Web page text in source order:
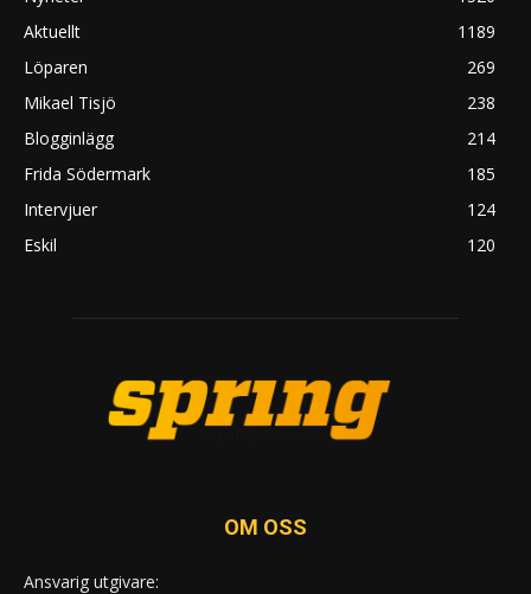
Aktuellt
1189
Löparen
269
Mikael Tisjö
238
Blogginlägg
214
Frida Södermark
185
Intervjuer
124
Eskil
120
OM OSS
Ansvarig utgivare: